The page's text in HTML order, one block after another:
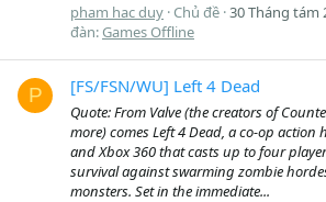
pham hac duy Chủ đề 30 Tháng tám
đàn: Games Offline
P [FS/FSN/WU] Left 4 Dead
Quote: From Valve (the creators of
more) comes Left 4 Dead, a co-op action
and Xbox 360 that casts up to four
survival against swarming zombie
monsters. Set in the immediate...